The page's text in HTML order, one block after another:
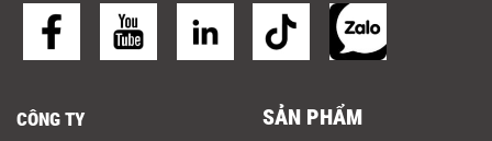
CÔNG TY SẢN PHẨM